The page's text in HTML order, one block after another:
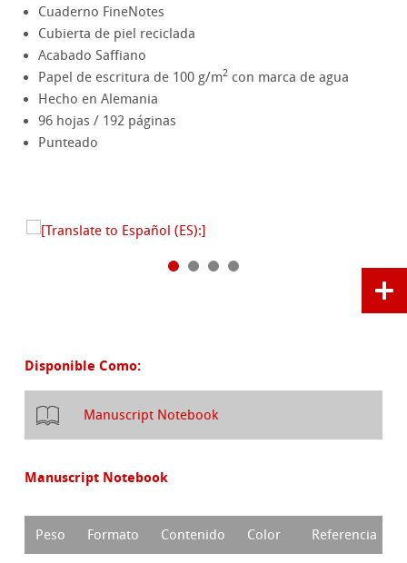
Cuaderno FineNotes
Cubierta de piel reciclada
Acabado Saffiano
Papel de escritura de 100 g/m2 con marca de agua
Hecho en Alemania
96 hojas / 192 páginas
Punteado
Disponible Como:
Manuscript Notebook
Manuscript Notebook
Peso Formato Contenido Color Referencia